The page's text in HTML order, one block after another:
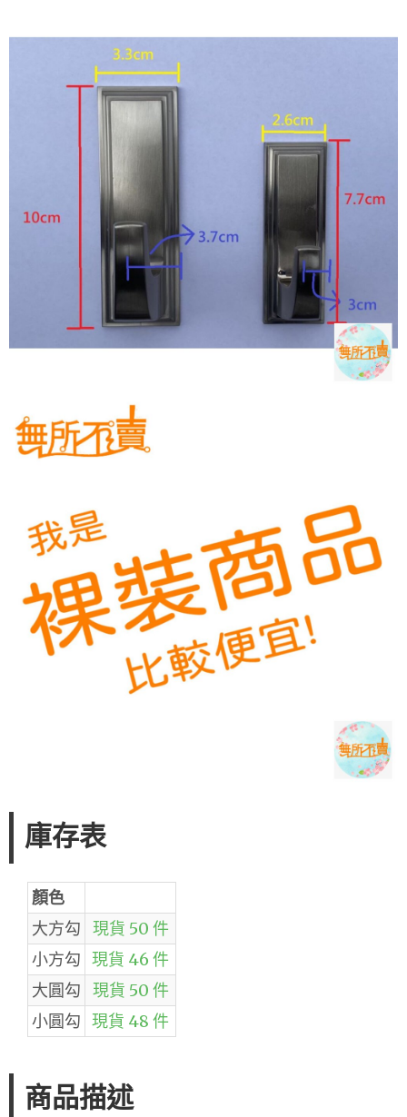
庫存表
顏色
大方勾
現貨 50 件
小方勾 現貨 46 件
大圓勾
現貨 50 件
小圓勾 現貨 48 件
商品描述